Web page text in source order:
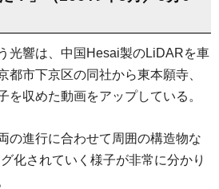
光響は、中国Hesai製のLiDARを車
都市下京区の同社から東本願寺、
を収めた動画をアップしている。
の進行に合わせて周囲の構造物な
化されていく様子が非常に分かり